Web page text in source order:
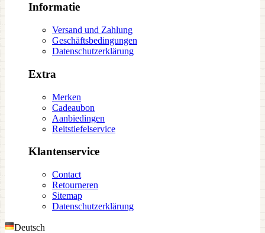
Informatie
Versand und Zahlung
Geschäftsbedingungen
Datenschutzerklärung
Extra
Merken
Cadeaubon
Aanbiedingen
Reitstiefelservice
Klantenservice
Contact
Retourneren
Sitemap
Datenschutzerklärung
Deutsch